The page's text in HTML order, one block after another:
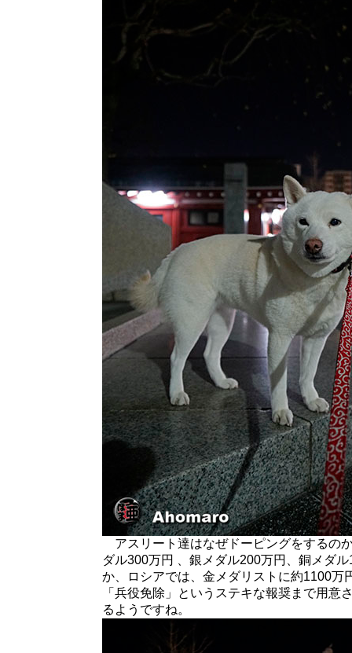
アスリート達はなぜドーピングをするの
ダル300万円 、銀メダル200万円、銅メダ
か、ロシアでは、金メダリストに約1100万
「兵役免除」というステキな報奨まで用
るようですね。